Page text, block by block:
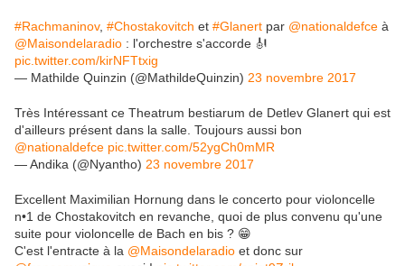
#Rachmaninov, #Chostakovitch et #Glanert par @nationaldefce à
@Maisondelaradio : l'orchestre s'accorde 🎻
pic.twitter.com/kirNFTtxig
— Mathilde Quinzin (@MathildeQuinzin) 23 novembre 2017
Très Intéressant ce Theatrum bestiarum de Detlev Glanert qui est
d'ailleurs présent dans la salle. Toujours aussi bon
@nationaldefce pic.twitter.com/52ygCh0mMR
— Andika (@Nyantho) 23 novembre 2017
Excellent Maximilian Hornung dans le concerto pour violoncelle
n•1 de Chostakovitch en revanche, quoi de plus convenu qu'une
suite pour violoncelle de Bach en bis ? 😁
C'est l'entracte à la @Maisondelaradio et donc sur